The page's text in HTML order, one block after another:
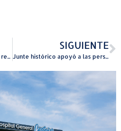
Educación inicia proyecto de reforestación escolar para crear conciencia ambiental
SIGUIENTE
Junte histórico apoyó a las personas con demencia en Vieques